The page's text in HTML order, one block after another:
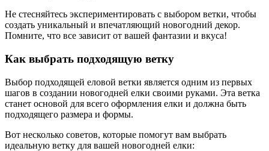
Не стесняйтесь экспериментировать с выбором ветки, чтобы
создать уникальный и впечатляющий новогодний декор.
Помните, что все зависит от вашей фантазии и вкуса!
Как выбрать подходящую ветку
Выбор подходящей еловой ветки является одним из первых
шагов в создании новогодней елки своими руками. Эта ветка
станет основой для всего оформления елки и должна быть
подходящего размера и формы.
Вот несколько советов, которые помогут вам выбрать
идеальную ветку для вашей новогодней елки: